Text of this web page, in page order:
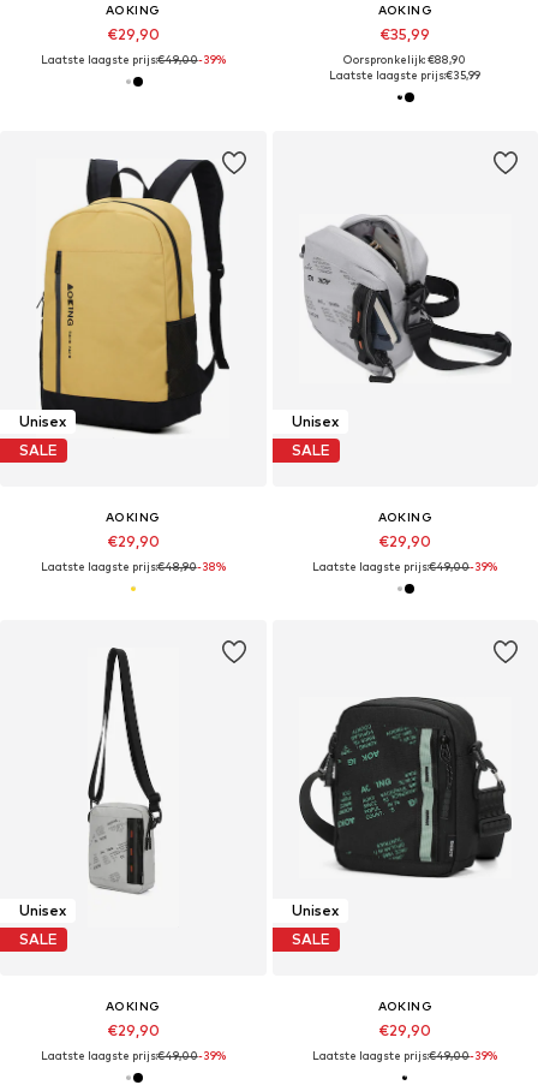
AOKING
€29,90
Laatste laagste prijs:€49,00-39%
AOKING
€35,99
Oorspronkelijk: €88,90
Laatste laagste prijs:€35,99
Unisex
SALE
AOKING
€29,90
Laatste laagste prijs:€48,90-38%
Unisex
SALE
AOKING
€29,90
Laatste laagste prijs:€49,00-39%
Unisex
SALE
AOKING
€29,90
Laatste laagste prijs:€49,00-39%
Unisex
SALE
AOKING
€29,90
Laatste laagste prijs:€49,00-39%